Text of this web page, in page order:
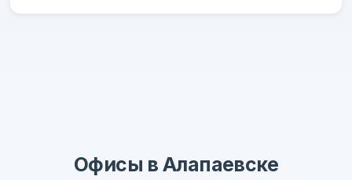
Офисы в Алапаевске